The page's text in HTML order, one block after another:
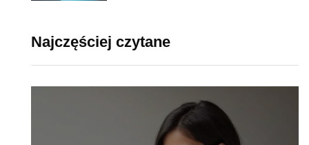
Najczęściej czytane